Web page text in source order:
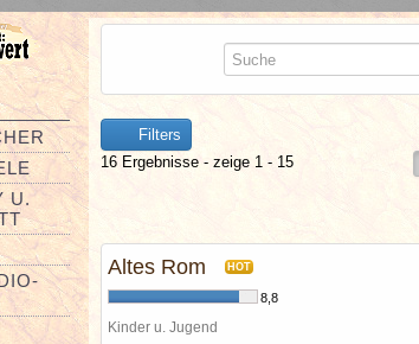
U.
Filters
16 Ergebnisse - zeige 1 - 15
Altes Rom HOT
8,8
Kinder u. Jugend